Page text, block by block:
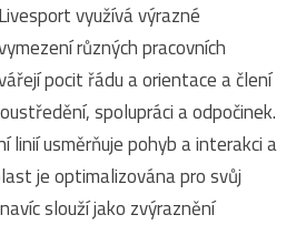
využívá výrazné
různých pracovních
pocit řádu a orientace a člení
spolupráci a odpočinek.
linií usměrňuje pohyb a interakci a
je optimalizována pro svůj
slouží jako zvýraznění